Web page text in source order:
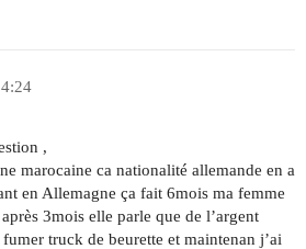
,
marocaine ca nationalité allemande en a
en Allemagne ça fait 6mois ma femme
3mois elle parle que de l’argent
truck de beurette et maintenan j’ai